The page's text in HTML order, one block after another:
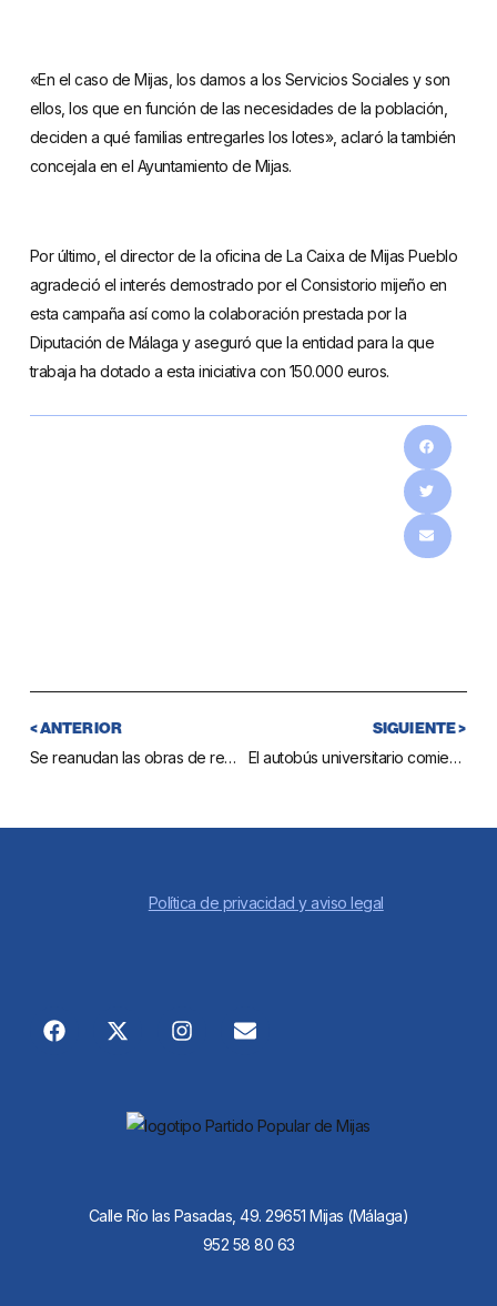
«En el caso de Mijas, los damos a los Servicios Sociales y son
ellos, los que en función de las necesidades de la población,
deciden a qué familias entregarles los lotes», aclaró la también
concejala en el Ayuntamiento de Mijas.
Por último, el director de la oficina de La Caixa de Mijas Pueblo
agradeció el interés demostrado por el Consistorio mijeño en
esta campaña así como la colaboración prestada por la
Diputación de Málaga y aseguró que la entidad para la que
trabaja ha dotado a esta iniciativa con 150.000 euros.
< ANTERIOR
Se reanudan las obras de remodelación integral de la barriada de Los Cordobeses, en La Cala
SIGUIENTE >
El autobús universitario comienza a prestar su servicio el próximo lunes 22 de septiembre
Calle Río las Pasadas, 49. 29651 Mijas (Málaga)
952 58 80 63
Política de privacidad y aviso legal